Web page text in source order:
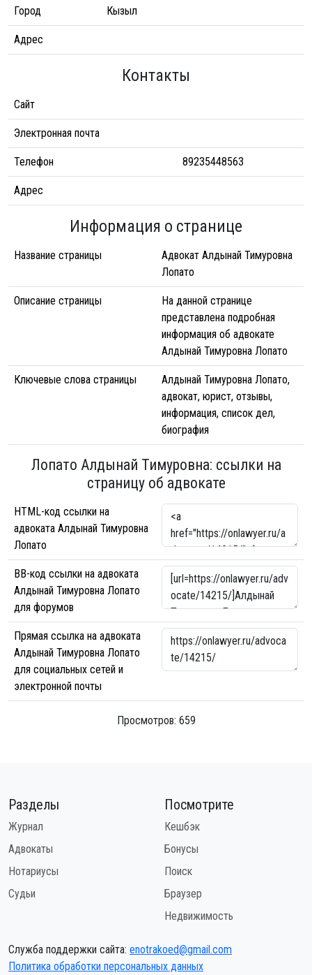
Город Кызыл
Адрес
Контакты
Сайт
Электронная почта
Телефон 89235448563
Адрес
Информация о странице
Название страницы
Адвокат Алдынай Тимуровна
Лопато
Описание страницы
На данной странице
представлена подробная
информация об адвокате
Алдынай Тимуровна Лопато
Ключевые слова страницы
Алдынай Тимуровна Лопато,
адвокат, юрист, отзывы,
информация, список дел,
биография
Лопато Алдынай Тимуровна: ссылки на
страницу об адвокате
HTML-код ссылки на
адвоката Алдынай Тимуровна
Лопато
BB-код ссылки на адвоката
Алдынай Тимуровна Лопато
для форумов
Прямая ссылка на адвоката
Алдынай Тимуровна Лопато
для социальных сетей и
электронной почты
Просмотров: 659
Разделы
Журнал
Адвокаты
Нотариусы
Судьи
Посмотрите
Кешбэк
Бонусы
Поиск
Браузер
Недвижимость
Служба поддержки сайта: enotrakoed@gmail.com
Политика обработки персональных данных